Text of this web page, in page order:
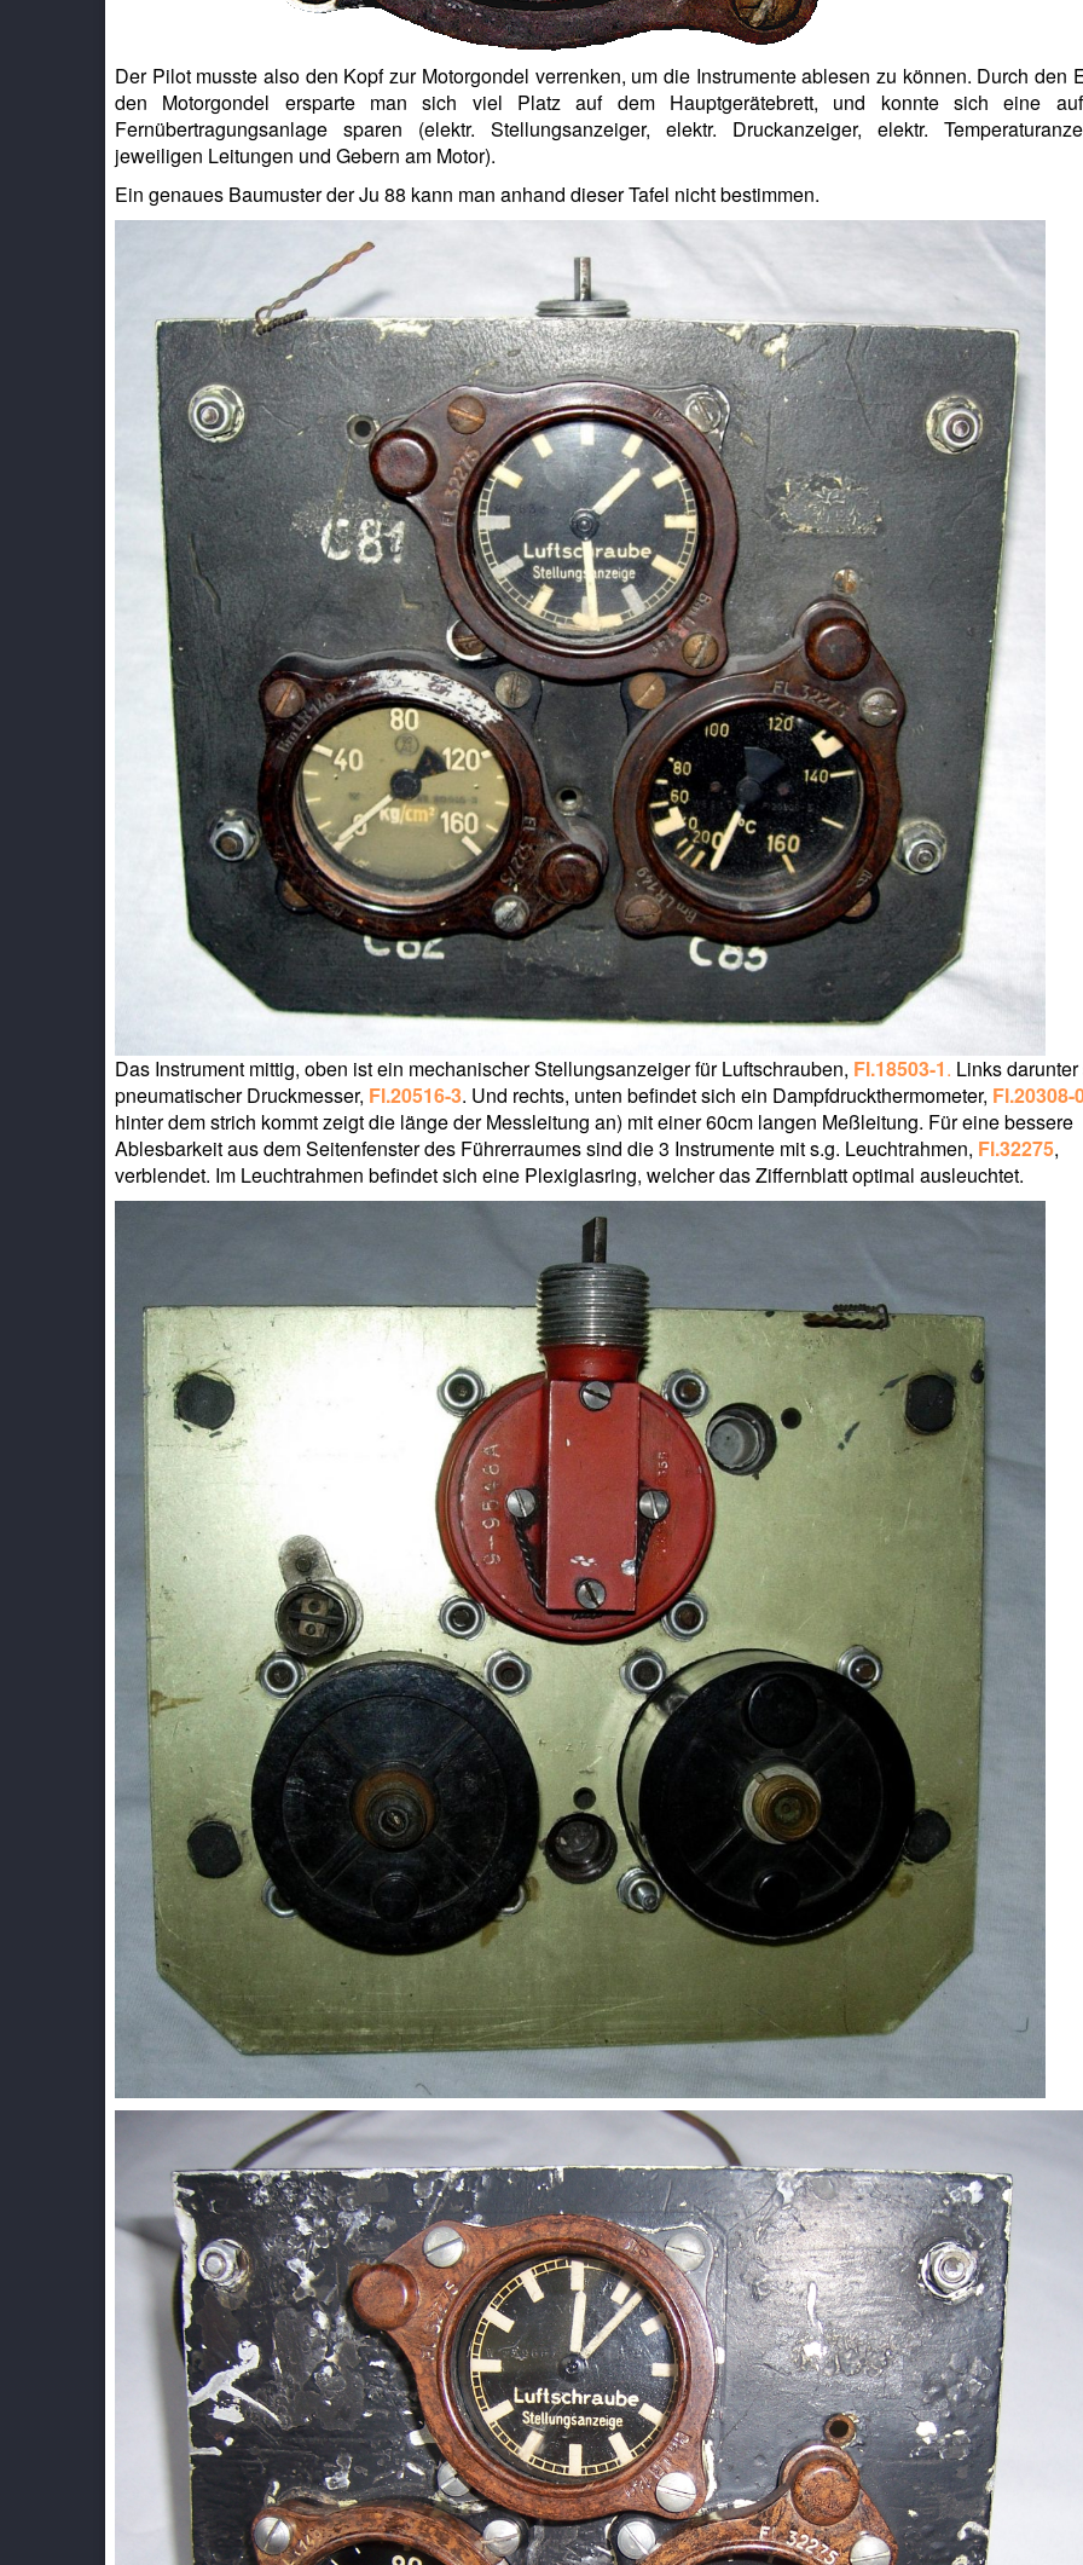
Der Pilot musste also den Kopf zur Motorgondel verrenken, um die Instrumente ablesen zu können. Durch den
den Motorgondel ersparte man sich viel Platz auf dem Hauptgerätebrett, und konnte sich eine
Fernübertragungsanlage sparen (elektr. Stellungsanzeiger, elektr. Druckanzeiger, elektr.
jeweiligen Leitungen und Gebern am Motor).
Ein genaues Baumuster der Ju 88 kann man anhand dieser Tafel nicht bestimmen.
Das Instrument mittig, oben ist ein mechanischer Stellungsanzeiger für Luftschrauben, Fl.18503-1. Links
pneumatischer Druckmesser, Fl.20516-3. Und rechts, unten befindet sich ein Dampfdruckthermometer, Fl.20308-
hinter dem strich kommt zeigt die länge der Messleitung an) mit einer 60cm langen Meßleitung. Für eine bessere
Ablesbarkeit aus dem Seitenfenster des Führerraumes sind die 3 Instrumente mit s.g. Leuchtrahmen, Fl.32275,
verblendet. Im Leuchtrahmen befindet sich eine Plexiglasring, welcher das Ziffernblatt optimal ausleuchtet.